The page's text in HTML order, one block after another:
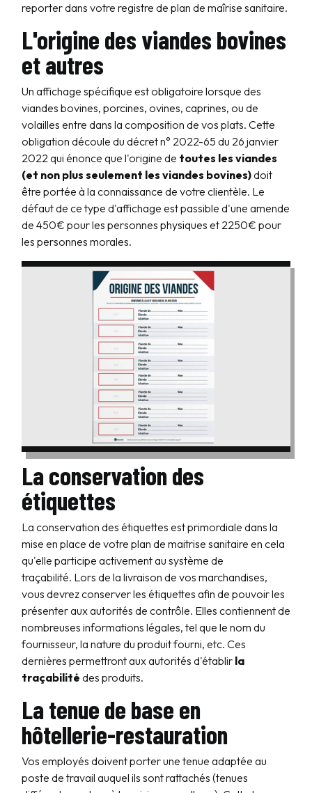
reporter dans votre registre de plan de maîrise sanitaire.
L'origine des viandes bovines
et autres
Un affichage spécifique est obligatoire lorsque des
viandes bovines, porcines, ovines, caprines, ou de
volailles entre dans la composition de vos plats. Cette
obligation découle du décret n° 2022-65 du 26 janvier
2022 qui énonce que l'origine de toutes les viandes
(et non plus seulement les viandes bovines)doit
être portée à la connaissance de votre clientèle. Le
défaut de ce type d'affichage est passible d'une amende
de 450€ pour les personnes physiques et 2250€ pour
les personnes morales.
La conservation des
étiquettes
La conservation des étiquettes est primordiale dans la
mise en place de votre plan de maitrise sanitaire en cela
qu'elle participe activement au système de
traçabilité. Lors de la livraison de vos marchandises,
vous devrez conserver les étiquettes afin de pouvoir les
présenter aux autorités de contrôle. Elles contiennent de
nombreuses informations légales, tel que le nom du
fournisseur, la nature du produit fourni, etc. Ces
dernières permettront aux autorités d'établir la
traçabilité des produits.
La tenue de base en
hôtellerie-restauration
Vos employés doivent porter une tenue adaptée au
poste de travail auquel ils sont rattachés (tenues